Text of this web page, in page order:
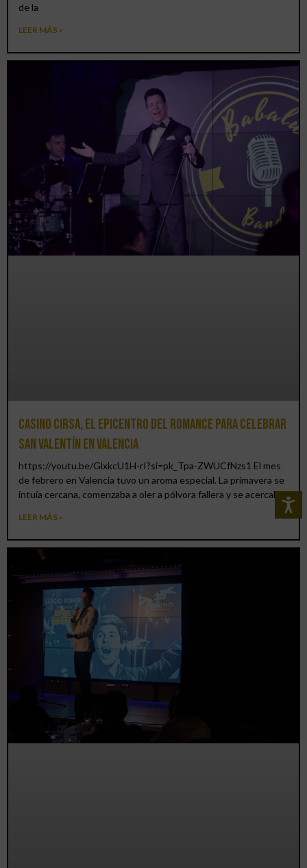
de la
LEER MÁS »
Casino CIRSA, el epicentro del romance para celebrar
San Valentín en Valencia
https://youtu.be/GlxkcU1H-rI?si=pk_Tpa-ZWUCfNzs1 El mes
de febrero en Valencia tuvo un aroma especial. La primavera se
intuía cercana, comenzaba a oler a pólvora fallera y se acercaba
LEER MÁS »